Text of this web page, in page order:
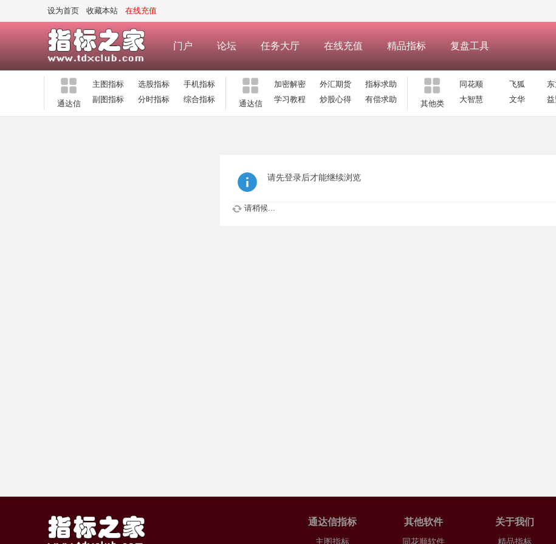
设为首页 收藏本站 在线充值
门户 论坛 任务大厅 在线充值 精品指标 复盘工具
通达信
主图指标 选股指标
手机指标
副图指标
分时指标 综合指标 通达信
加密解密 外汇期货
指标求助
学习教程
炒股心得 有偿求助 其他类
同花顺 飞狐
大智慧
文华
请先登录后才能继续浏览
请稍候...
通达信指标
主图指标
其他软件
同花顺软件
关于我们
精品指标